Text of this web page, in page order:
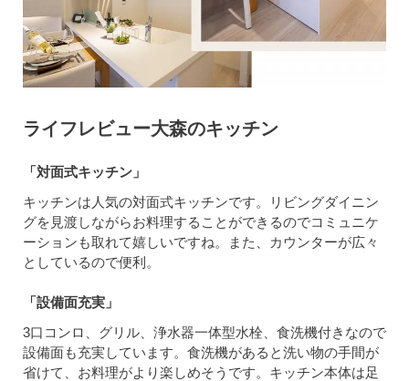
ライフレビュー大森のキッチン
「対面式キッチン」
キッチンは人気の対面式キッチンです。リビングダイニン
グを見渡しながらお料理することができるのでコミュニケ
ーションも取れて嬉しいですね。また、カウンターが広々
としているので便利。
「設備面充実」
3口コンロ、グリル、浄水器一体型水栓、食洗機付きなので
設備面も充実しています。食洗機があると洗い物の手間が
省けて、お料理がより楽しめそうです。キッチン本体は足